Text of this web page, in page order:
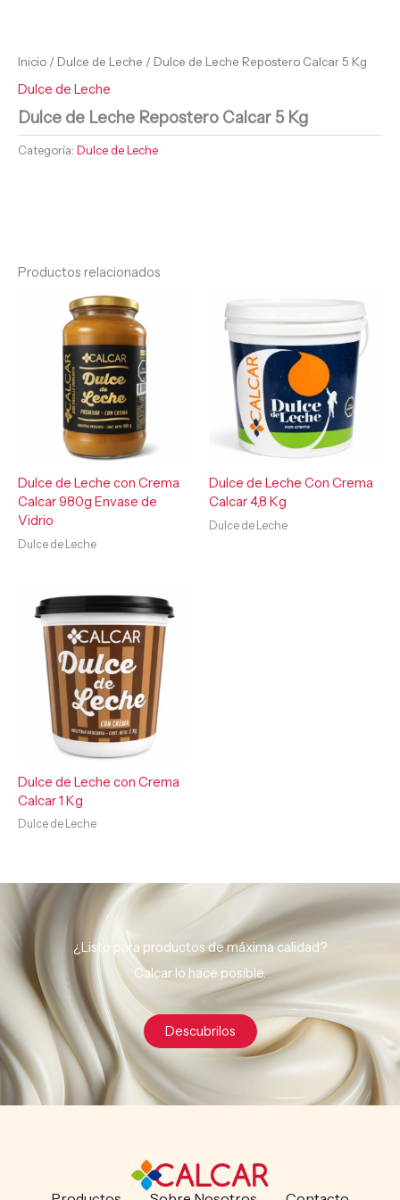
Inicio / Dulce de Leche / Dulce de Leche Repostero Calcar 5 Kg
Dulce de Leche
Dulce de Leche Repostero Calcar 5 Kg
Categoría: Dulce de Leche
Productos relacionados
Dulce de Leche con Crema
Calcar 980g Envase de
Vidrio
Dulce de Leche
Dulce de Leche Con Crema
Calcar 4,8 Kg
Dulce de Leche
Dulce de Leche con Crema
Calcar 1 Kg
Dulce de Leche
¿Listo para productos de máxima calidad?
Calcar lo hace posible.
Descubrilos